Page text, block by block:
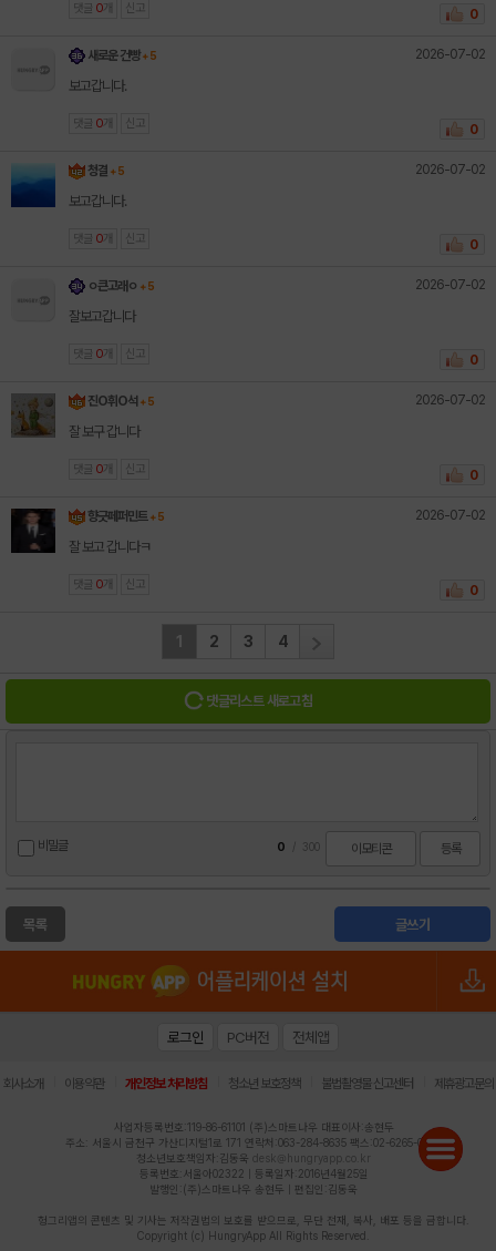
댓글 0 개 신고 0
새로운 건빵 + 5 2026-07-02
보고갑니다.
댓글 0 개 신고 0
청결 + 5 2026-07-02
보고갑니다.
댓글 0 개 신고 0
ㅇ큰고래ㅇ + 5 2026-07-02
잘보고갑니다
댓글 0 개 신고 0
진O휘O석 + 5 2026-07-02
잘 보구 갑니다
댓글 0 개 신고 0
향긋페퍼민트 + 5 2026-07-02
잘 보고 갑니다ㅋ
댓글 0 개 신고 0
1 2 3 4
댓글리스트 새로고침
비밀글 0 300 이모티콘 등록
글쓰기
목록
로그인 PC버전 전체앱
회사소개 이용약관 개인정보 처리방침 청소년 보호정책 불법촬영물 신고센터 제휴광고문의
사업자등록번호:119-86-61101 (주)스마트나우 대표이사:송현두
주소: 서울시 금천구 가산디지털1로 171 연락처:063-284-8635 팩스:02-6265-0377
청소년보호책임자:김동욱 desk@hungryapp.co.kr
등록번호:서울아02322 | 등록일자:2016년4월25일
발행인:(주)스마트나우 송현두 | 편집인:김동욱
헝그리앱의 콘텐츠 및 기사는 저작권법의 보호를 받으므로, 무단 전재, 복사, 배포 등을 금합니다.
Copyright (c) HungryApp All Rights Reserved.